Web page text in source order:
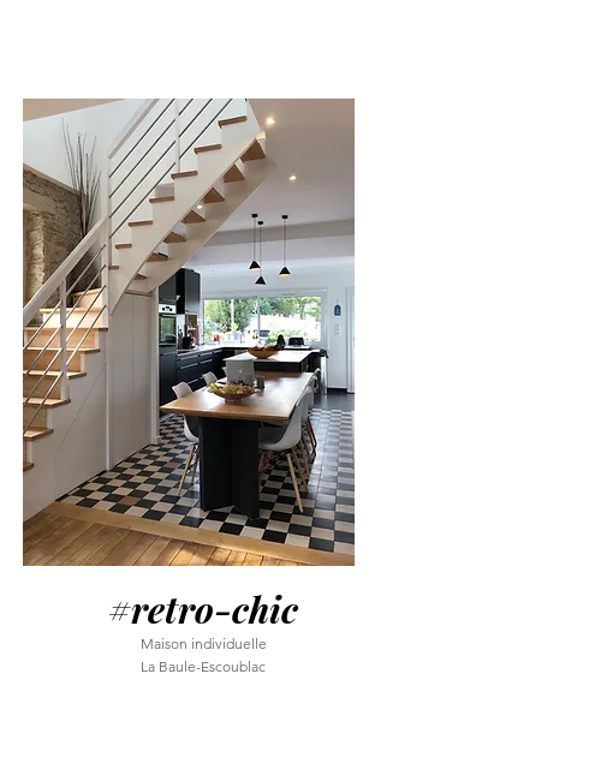
#retro-chic
Maison individuelle
La Baule-Escoublac